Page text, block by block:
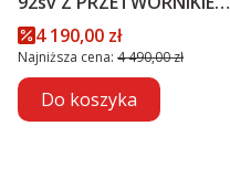
GT56UHD-TM PROMOCJA
Cena promocyjna
4 190,00 zł
Najniższa cena: 4 490,00 zł
Do koszyka